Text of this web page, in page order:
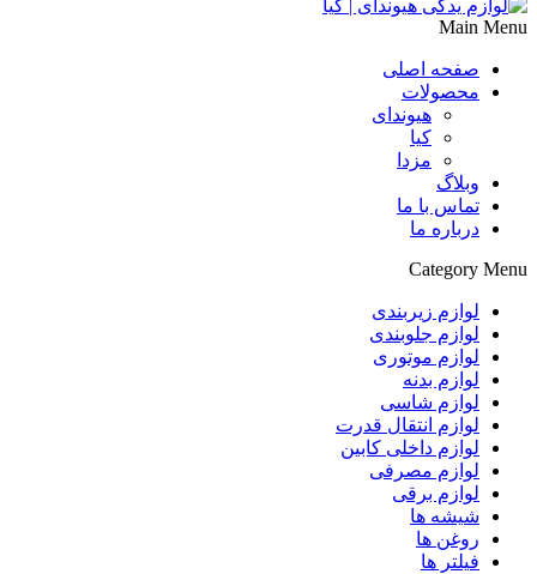
Main Menu
صفحه اصلی
محصولات
هیوندای
کیا
مزدا
وبلاگ
تماس با ما
درباره ما
Category Menu
لوازم زیربندی
لوازم جلوبندی
لوازم موتوری
لوازم بدنه
لوازم شاسی
لوازم انتقال قدرت
لوازم داخلی کابین
لوازم مصرفی
لوازم برقی
شیشه ها
روغن ها
فیلتر ها